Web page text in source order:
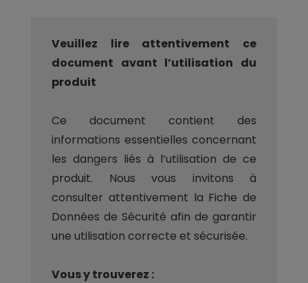
Veuillez lire attentivement ce
document avant l’utilisation du
produit
Ce document contient des
informations essentielles concernant
les dangers liés à l’utilisation de ce
produit. Nous vous invitons à
consulter attentivement la Fiche de
Données de Sécurité afin de garantir
une utilisation correcte et sécurisée.
Vous y trouverez :